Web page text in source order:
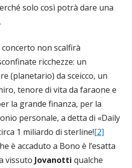
solo così potrà dare una
non scalfirà
ricchezze: un
(planetario) da sceicco, un
tenore di vita da faraone e
la grande finanza, per la
personale, a detta di «Daily
1 miliardo di sterline![2]
è accaduto a Bono è l’esatta
vissuto Jovanotti qualche